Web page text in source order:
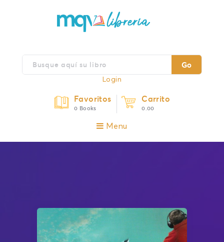
Go
Login
Favoritos
0 Books
Carrito
0.00
Menu